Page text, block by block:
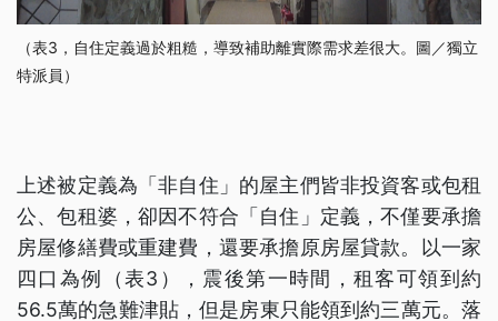
（表3，自住定義過於粗糙，導致補助離實際需求差很大。圖／獨立
特派員）
上述被定義為「非自住」的屋主們皆非投資客或包租
公、包租婆，卻因不符合「自住」定義，不僅要承擔
房屋修繕費或重建費，還要承擔原房屋貸款。以一家
四口為例（表3），震後第一時間，租客可領到約
56.5萬的急難津貼，但是房東只能領到約三萬元。落